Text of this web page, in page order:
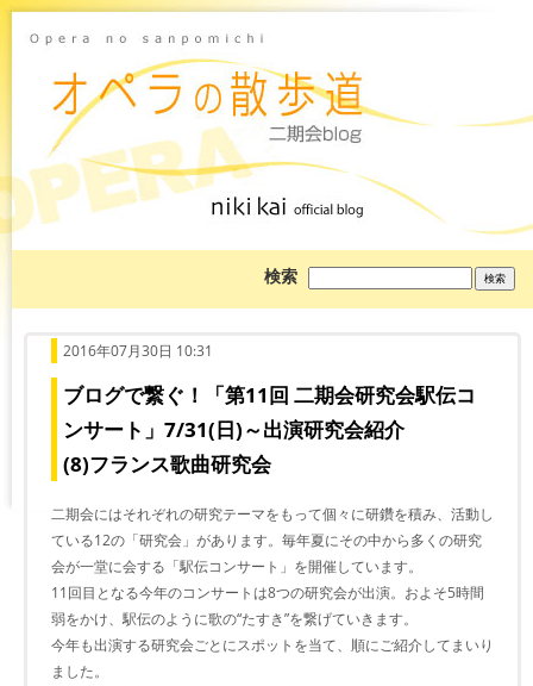
検索
を
2016年07月30日 10:31
ブログで繋ぐ！「第11回 二期会研究会駅伝コ
ンサート」7/31(日)～出演研究会紹介
(8)フランス歌曲研究会
二期会にはそれぞれの研究テーマをもって個々に研鑽を積み、活動し
ている12の「研究会」があります。毎年夏にその中から多くの研究
会が一堂に会する「駅伝コンサート」を開催しています。
11回目となる今年のコンサートは8つの研究会が出演。およそ5時間
弱をかけ、駅伝のように歌の“たすき”を繋げていきます。
今年も出演する研究会ごとにスポットを当て、順にご紹介してまいり
ました。